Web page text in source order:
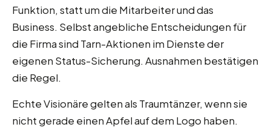
Funktion, statt um die Mitarbeiter und das
Business. Selbst angebliche Entscheidungen für
die Firma sind Tarn-Aktionen im Dienste der
eigenen Status-Sicherung. Ausnahmen bestätigen
die Regel.
Echte Visionäre gelten als Traumtänzer, wenn sie
nicht gerade einen Apfel auf dem Logo haben.